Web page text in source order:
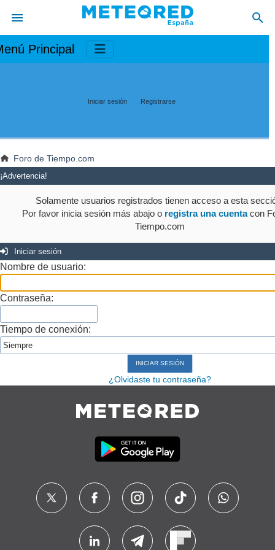
Principal
Iniciar sesión Registrarse
Foro de Tiempo.com
¡Advertencia!
Solamente usuarios registrados tienen acceso a esta
Por favor inicia sesión más abajo o registra una cuentacon
Tiempo.com
Iniciar sesión
Nombre de usuario:
Contraseña:
Tiempo de conexión:
¿Olvidaste tu contraseña?